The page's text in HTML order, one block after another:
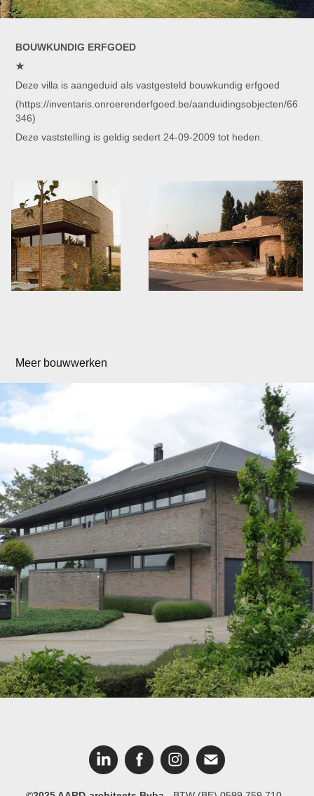
BOUWKUNDIG ERFGOED
★
Deze villa is aangeduid als vastgesteld bouwkundig erfgoed
(https://inventaris.onroerenderfgoed.be/aanduidingsobjecten/66
346)
Deze vaststelling is geldig sedert 24-09-2009 tot heden.
Meer bouwwerken
Woning CIE